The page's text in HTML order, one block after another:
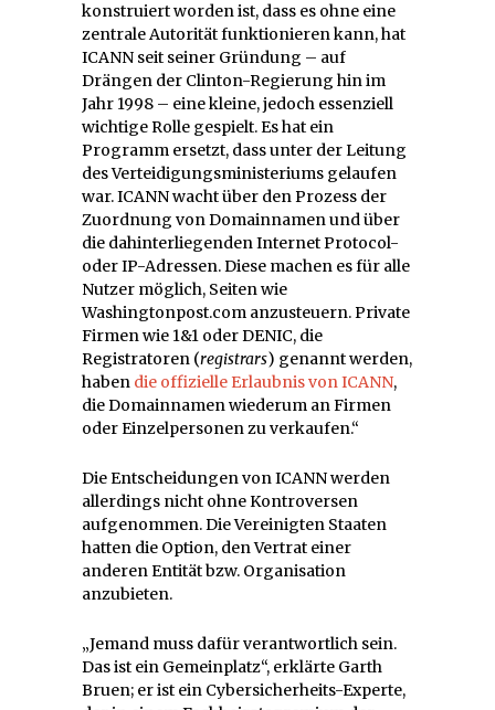
konstruiert worden ist, dass es ohne eine
zentrale Autorität funktionieren kann, hat
ICANN seit seiner Gründung – auf
Drängen der Clinton-Regierung hin im
Jahr 1998 – eine kleine, jedoch essenziell
wichtige Rolle gespielt. Es hat ein
Programm ersetzt, dass unter der Leitung
des Verteidigungsministeriums gelaufen
war. ICANN wacht über den Prozess der
Zuordnung von Domainnamen und über
die dahinterliegenden Internet Protocol-
oder IP-Adressen. Diese machen es für alle
Nutzer möglich, Seiten wie
Washingtonpost.com anzusteuern. Private
Firmen wie 1&1 oder DENIC, die
Registratoren (registrars) genannt werden,
haben die offizielle Erlaubnis von ICANN,
die Domainnamen wiederum an Firmen
oder Einzelpersonen zu verkaufen.“
Die Entscheidungen von ICANN werden
allerdings nicht ohne Kontroversen
aufgenommen. Die Vereinigten Staaten
hatten die Option, den Vertrat einer
anderen Entität bzw. Organisation
anzubieten.
„Jemand muss dafür verantwortlich sein.
Das ist ein Gemeinplatz“, erklärte Garth
Bruen; er ist ein Cybersicherheits-Experte,